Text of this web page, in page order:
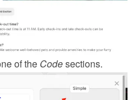
of the Code sections.